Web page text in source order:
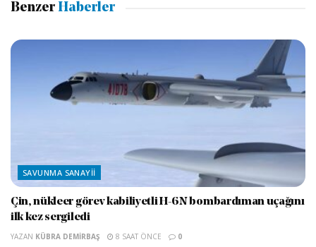
Benzer Haberler
SAVUNMA SANAYII
Çin, nükleer görev kabiliyetli H-6N bombardıman uçağını
ilk kez sergiledi
YAZAN KÜBRA DEMIRBAŞ 8 SAAT ÖNCE 0